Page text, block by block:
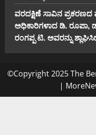
ವರದಕ್ಷಿಣೆ ಸಾವಿನ
ಅಧಿಕಾರಿಗಳಾದ ಡಿ. ರೂಪಾ,
ರಂಗಪ್ಪ ಟಿ. ಅವರನ್ನು
©Copyright 2025 The
|